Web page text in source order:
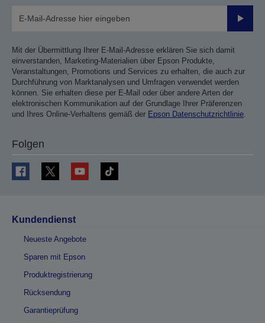
Mit der Übermittlung Ihrer E-Mail-Adresse erklären Sie sich damit
einverstanden, Marketing-Materialien über Epson Produkte,
Veranstaltungen, Promotions und Services zu erhalten, die auch zur
Durchführung von Marktanalysen und Umfragen verwendet werden
können. Sie erhalten diese per E-Mail oder über andere Arten der
elektronischen Kommunikation auf der Grundlage Ihrer Präferenzen
und Ihres Online-Verhaltens gemäß der Epson Datenschutzrichtlinie.
Folgen
Kundendienst
Neueste Angebote
Sparen mit Epson
Produktregistrierung
Rücksendung
Garantieprüfung